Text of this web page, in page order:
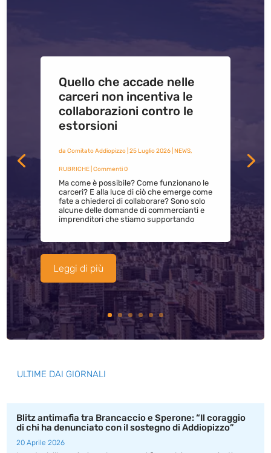
Quello che accade nelle
carceri non incentiva le
collaborazioni contro le
estorsioni
da Comitato Addiopizzo| 25 Luglio 2026| NEWS,
RUBRICHE| Commenti 0
Ma come è possibile? Come funzionano le
carceri? E alla luce di ciò che emerge come
fate a chiederci di collaborare? Sono solo
alcune delle domande di commercianti e
imprenditori che stiamo supportando
Leggi di più
ULTIME DAI GIORNALI
Blitz antimafia tra Brancaccio e Sperone: “Il coraggio
di chi ha denunciato con il sostegno di Addiopizzo”
20 Aprile 2026